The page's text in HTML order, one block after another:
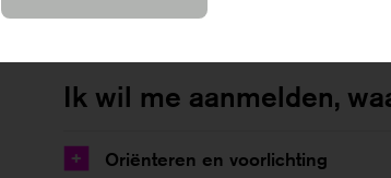
Contactgegevens aanmeldbureau
Ik wil me aanmelden,
+ Oriënteren en voorlichting